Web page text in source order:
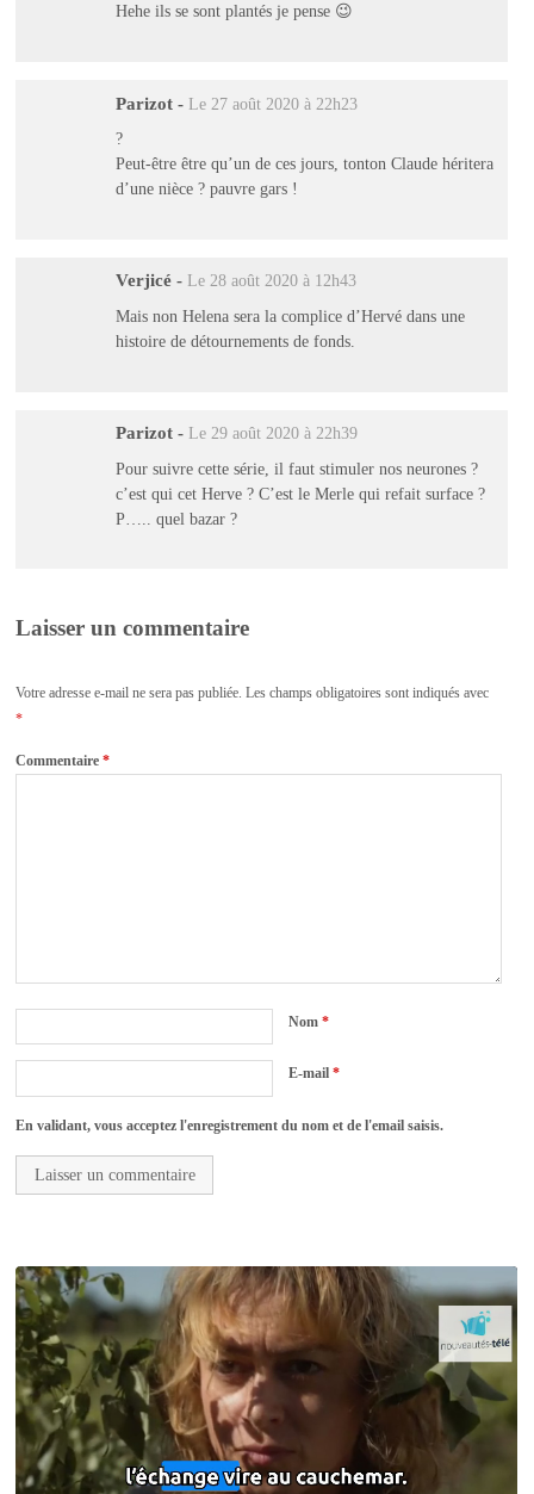
Hehe ils se sont plantés je pense 😉
Parizot - Le 27 août 2020 à 22h23
?
Peut-être être qu’un de ces jours, tonton Claude héritera
d’une nièce ? pauvre gars !
Verjicé - Le 28 août 2020 à 12h43
Mais non Helena sera la complice d’Hervé dans une
histoire de détournements de fonds.
Parizot - Le 29 août 2020 à 22h39
Pour suivre cette série, il faut stimuler nos neurones ?
c’est qui cet Herve ? C’est le Merle qui refait surface ?
P….. quel bazar ?
Laisser un commentaire
Votre adresse e-mail ne sera pas publiée. Les champs obligatoires sont indiqués avec
*
Commentaire*
Nom*
E-mail*
En validant, vous acceptez l'enregistrement du nom et de l'email saisis.